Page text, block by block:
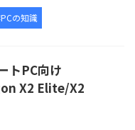
の知識
トPC向け
X2 Elite/X2